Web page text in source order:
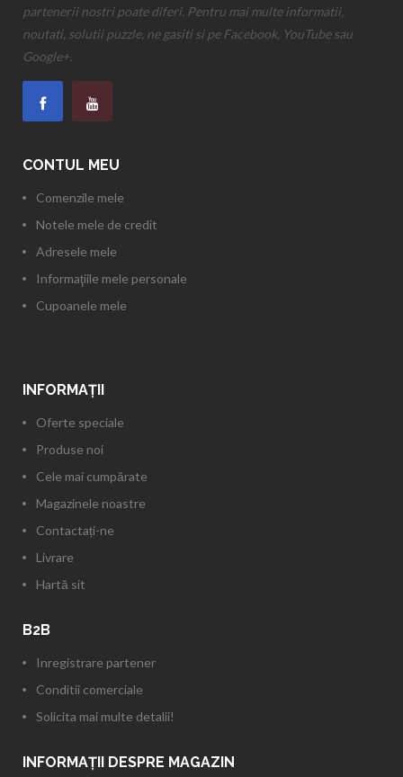
partenerii nostri poate diferi. Pentru mai multe informatii,
noutati, solutii puzzle, ne gasiti si pe Facebook, YouTube sau
Google+.
CONTUL MEU
Comenzile mele
Notele mele de credit
Adresele mele
Informaţiile mele personale
Cupoanele mele
INFORMAŢII
Oferte speciale
Produse noi
Cele mai cumpărate
Magazinele noastre
Contactați-ne
Livrare
Hartă sit
B2B
Inregistrare partener
Conditii comerciale
Solicita mai multe detalii!
INFORMAȚII DESPRE MAGAZIN